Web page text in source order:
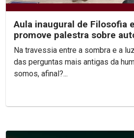
Aula inaugural de Filosofia
promove palestra sobre
Na travessia entre a sombra e a
das perguntas mais antigas da
somos, afinal?...